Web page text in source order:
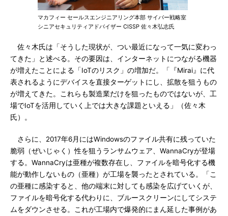
マカフィー セールスエンジニアリング本部 サイバー戦略室
シニアセキュリティアドバイザー CISSP 佐々木弘志氏
佐々木氏は「そうした現状が、つい最近になって一気に変わっ
てきた」と述べる。その要因は、インターネットにつながる機器
が増えたことによる「IoTのリスク」の増加だ。「『Mirai』に代
表されるようにデバイスを直接ターゲットにし、拡散を狙うもの
が増えてきた。これらも製造業だけを狙ったものではないが、工
場でIoTを活用していく上では大きな課題といえる」（佐々木
氏）。
さらに、2017年6月にはWindowsのファイル共有に残っていた
脆弱（ぜいじゃく）性を狙うランサムウェア、WannaCryが登場
する。WannaCryは亜種が複数存在し、ファイルを暗号化する機
能が動作しないもの（亜種）が工場を襲ったとされている。「こ
の亜種に感染すると、他の端末に対しても感染を広げていくが、
ファイルを暗号化する代わりに、ブルースクリーンにしてシステ
ムをダウンさせる。これが工場内で爆発的にまん延した事例があ